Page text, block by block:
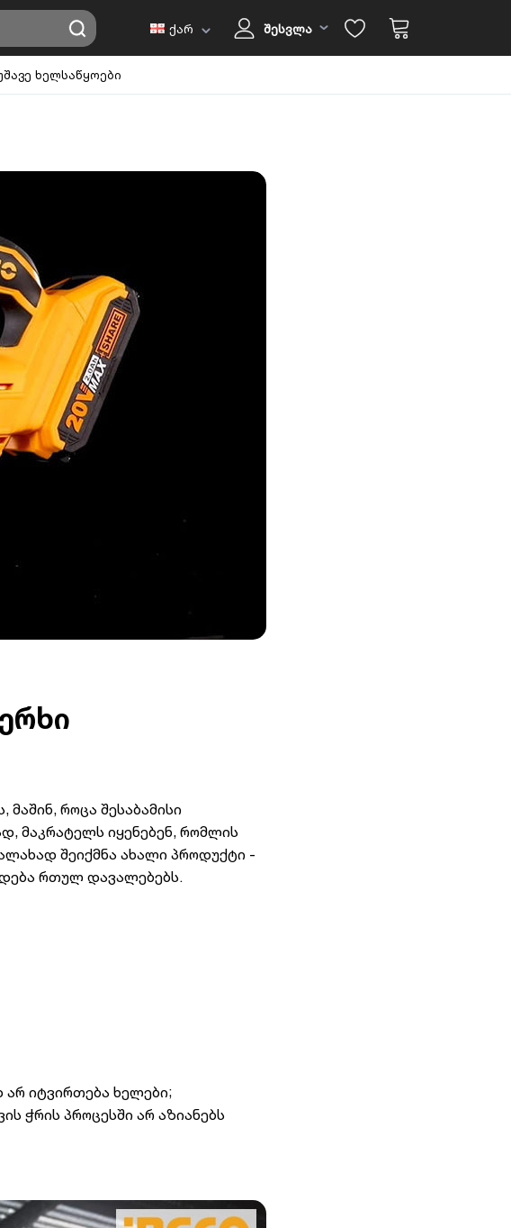
ქარ შესვლა
ხელსაწყოები
როცა შესაბამისი
მაკრატელს იყენებენ, რომლის
შეიქმნა ახალი პროდუქტი -
რთულ დავალებებს.
არ იტვირთება ხელები;
ჭრის პროცესში არ აზიანებს